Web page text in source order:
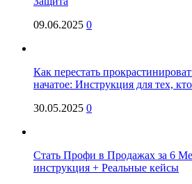
09.06.2025 0
Как перестать
начатое: Инструкция для тех,
30.05.2025 0
Стать Профи в Продажах за 6
инструкция + Реальные кейсы